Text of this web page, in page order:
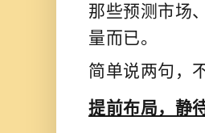
那些预测市场
量而已。
简单说两句，
提前布局，静